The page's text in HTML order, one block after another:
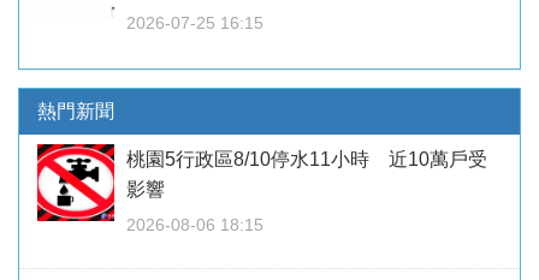
2026-07-25 16:15
熱門新聞
桃園5行政區8/10停水11小時 近10萬戶受
影響
2026-08-06 18:15